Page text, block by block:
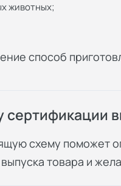
животных;
способ
сертификации
схему поможет
товара и